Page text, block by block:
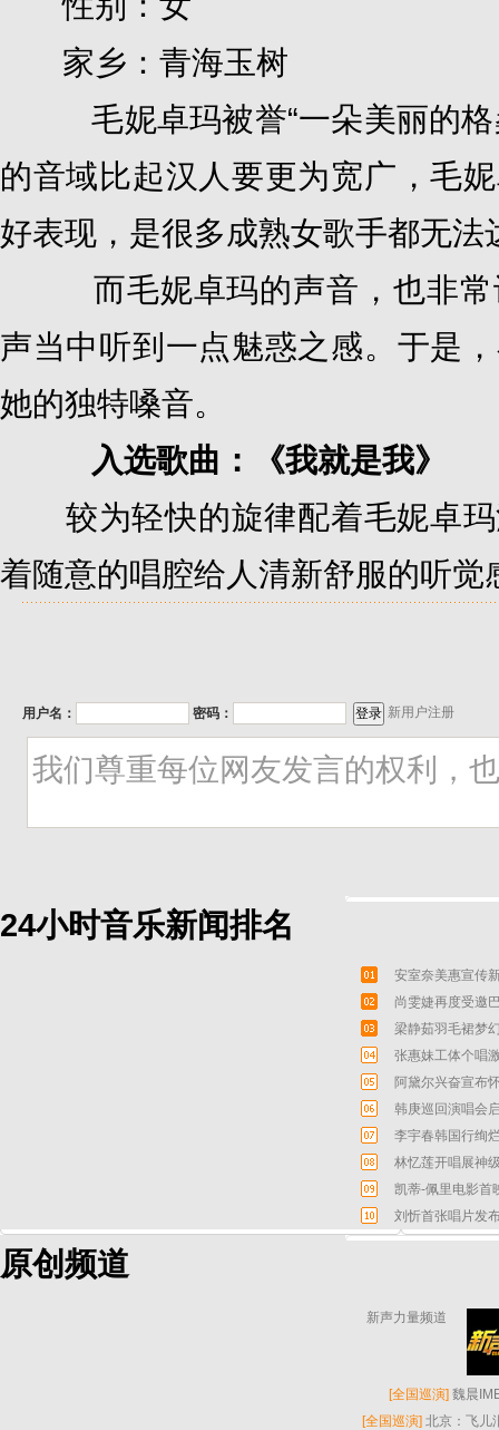
家乡：青海玉树
毛妮卓玛被誉“一朵美丽的格
的音域比起汉人要更为宽广，毛
好表现，是很多成熟女歌手都无法
而毛妮卓玛的声音，也非常
声当中听到一点魅惑之感。于是
她的独特嗓音。
入选歌曲：《我就是我》
较为轻快的旋律配着毛妮卓
着随意的唱腔给人清新舒服的听
用户名： 密码： 新用户注册
24小时音乐新闻排名
安室奈美惠宣传
尚雯婕再度受邀
梁静茹羽毛裙梦
张惠妹工体个唱
阿黛尔兴奋宣布
韩庚巡回演唱会
李宇春韩国行绚
林忆莲开唱展神
凯蒂-佩里电影首
刘忻首张唱片发
原创频道
新声力量频道
[全国巡演] 魏晨
[全国巡演] 北京：飞儿